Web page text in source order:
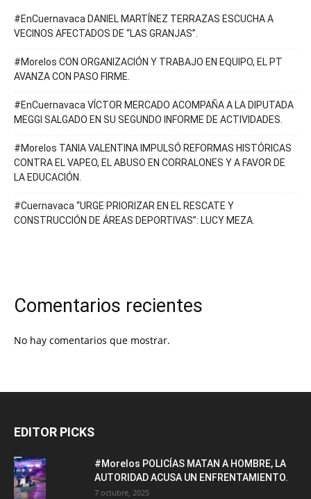
#EnCuernavaca DANIEL MARTÍNEZ TERRAZAS ESCUCHA A
VECINOS AFECTADOS DE “LAS GRANJAS”.
#Morelos CON ORGANIZACIÓN Y TRABAJO EN EQUIPO, EL PT
AVANZA CON PASO FIRME.
#EnCuernavaca VÍCTOR MERCADO ACOMPAÑA A LA DIPUTADA
MEGGI SALGADO EN SU SEGUNDO INFORME DE ACTIVIDADES.
#Morelos TANIA VALENTINA IMPULSÓ REFORMAS HISTÓRICAS
CONTRA EL VAPEO, EL ABUSO EN CORRALONES Y A FAVOR DE
LA EDUCACIÓN.
#Cuernavaca “URGE PRIORIZAR EN EL RESCATE Y
CONSTRUCCIÓN DE ÁREAS DEPORTIVAS”: LUCY MEZA.
Comentarios recientes
No hay comentarios que mostrar.
EDITOR PICKS
#Morelos POLICÍAS MATAN A HOMBRE, LA
AUTORIDAD ACUSA UN ENFRENTAMIENTO.
7 octubre, 2025